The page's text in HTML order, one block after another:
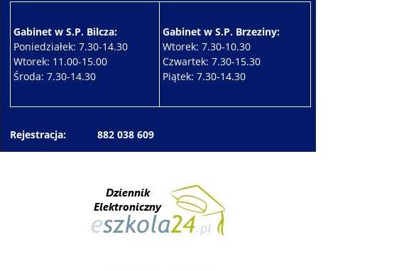
Gabinet w S.P. Bilcza:
Poniedziałek: 7.30-14.30
Wtorek: 11.00-15.00
Środa: 7.30-14.30
Gabinet w S.P. Brzeziny:
Wtorek: 7.30-10.30
Czwartek: 7.30-15.30
Piątek: 7.30-14.30
Rejestracja: 882 038 609